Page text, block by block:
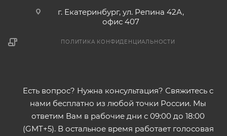
г. Екатеринбург, ул. Репина 42А,
офис 407
ПОЛИТИКА КОНФИДЕНЦИАЛЬНОСТИ
Есть вопрос? Нужна консультация? Свяжитесь с
нами бесплатно из любой точки России. Мы
ответим Вам в рабочие дни с 09:00 до 18:00
(GMT+5). В остальное время работает голосовая